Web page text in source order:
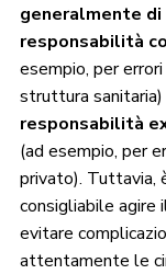
generalmente di
responsabilità
esempio, per
struttura sanitaria)
responsabilità
(ad esempio, per
privato). Tuttavia,
consigliabile agire
evitare
attentamente le